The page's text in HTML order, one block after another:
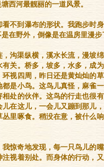
西河最靓丽的一道风景。
不到瀑布的形状。我跑步时身
在野外，倒像是在温房里漫步
沟渠纵横，溪水长流，漫坡
关。桥多，坡多，水多，成
视四周，昨日还是黄灿灿的
是小鸟。这鸟儿真怪，麻雀一
处的伙伴。这鸟的行走也很
在这儿，一会儿又蹦到那儿
里啄食。稍没在意，被什么
惊奇地发现，每一只鸟儿的
视着别处。而身体的行动，又